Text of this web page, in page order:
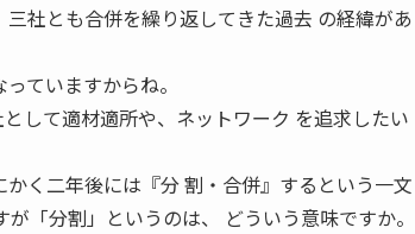
社とも合併を繰り返してきた過去 の経緯があ
ていますからね。
して適材適所や、ネットワーク を追求したい
く二年後には『分 割・合併』するという一文
が「分割」というのは、 どういう意味ですか。